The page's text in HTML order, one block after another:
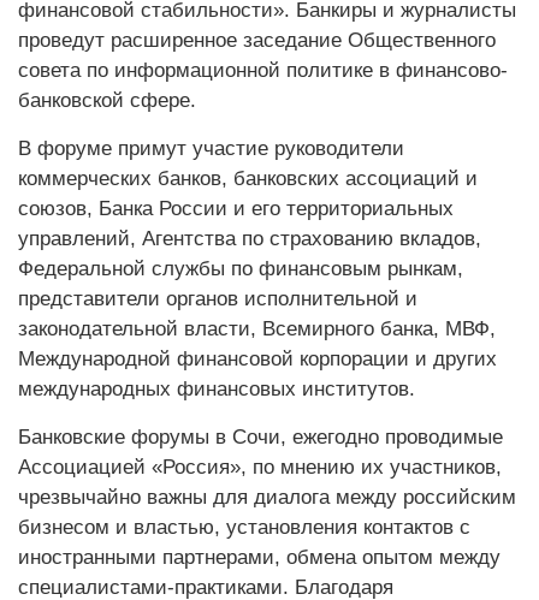
финансовой стабильности». Банкиры и журналисты
проведут расширенное заседание Общественного
совета по информационной политике в финансово-
банковской сфере.
В форуме примут участие руководители
коммерческих банков, банковских ассоциаций и
союзов, Банка России и его территориальных
управлений, Агентства по страхованию вкладов,
Федеральной службы по финансовым рынкам,
представители органов исполнительной и
законодательной власти, Всемирного банка, МВФ,
Международной финансовой корпорации и других
международных финансовых институтов.
Банковские форумы в Сочи, ежегодно проводимые
Ассоциацией «Россия», по мнению их участников,
чрезвычайно важны для диалога между российским
бизнесом и властью, установления контактов с
иностранными партнерами, обмена опытом между
специалистами-практиками. Благодаря